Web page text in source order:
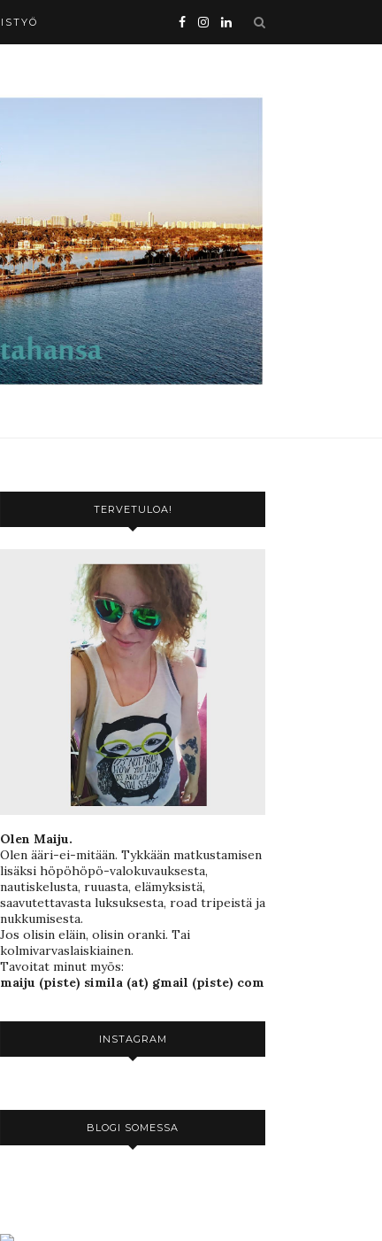
TERVETULOA!
Olen Maiju.
Olen ääri-ei-mitään. Tykkään matkustamisen
lisäksi höpöhöpö-valokuvauksesta,
nautiskelusta, ruuasta, elämyksistä,
saavutettavasta luksuksesta, road tripeistä ja
nukkumisesta.
Jos olisin eläin, olisin oranki. Tai
kolmivarvaslaiskiainen.
Tavoitat minut myös:
maiju (piste) simila (at) gmail (piste) com
INSTAGRAM
BLOGI SOMESSA